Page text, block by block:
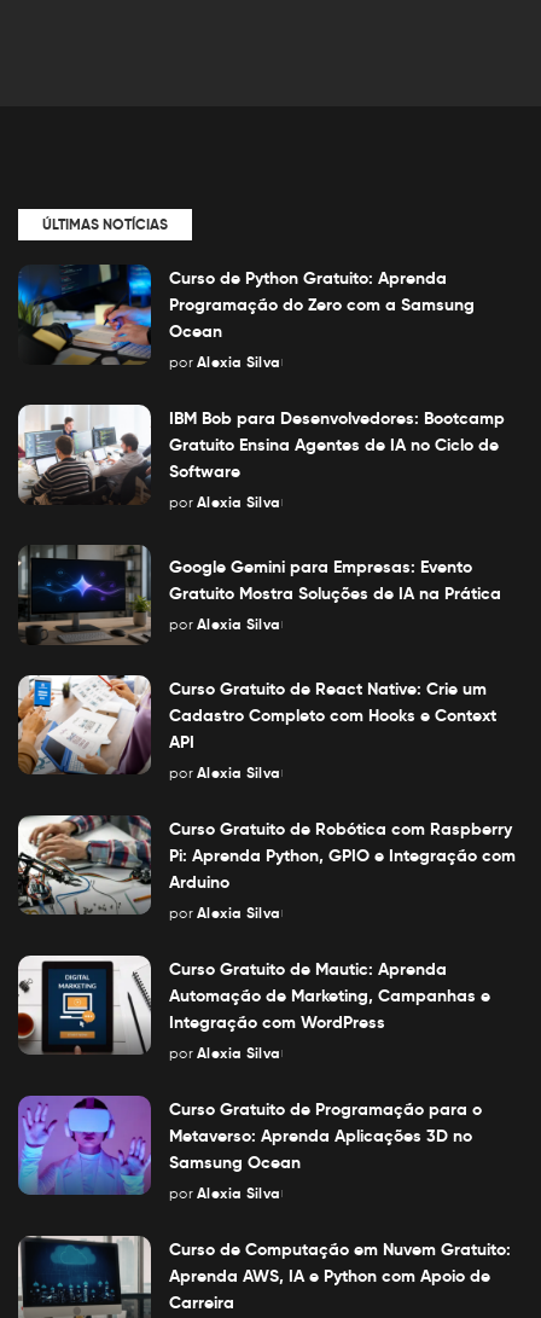
ÚLTIMAS NOTÍCIAS
Curso de Python Gratuito: Aprenda
Programação do Zero com a Samsung
Ocean
Posted
por Alexia Silva
IBM Bob para Desenvolvedores: Bootcamp
Gratuito Ensina Agentes de IA no Ciclo de
Software
Posted
por Alexia Silva
Google Gemini para Empresas: Evento
Gratuito Mostra Soluções de IA na Prática
Posted
por Alexia Silva
Curso Gratuito de React Native: Crie um
Cadastro Completo com Hooks e Context
API
Posted
por Alexia Silva
Curso Gratuito de Robótica com Raspberry
Pi: Aprenda Python, GPIO e Integração com
Arduino
Posted
por Alexia Silva
Curso Gratuito de Mautic: Aprenda
Automação de Marketing, Campanhas e
Integração com WordPress
Posted
por Alexia Silva
Curso Gratuito de Programação para o
Metaverso: Aprenda Aplicações 3D no
Samsung Ocean
Posted
por Alexia Silva
Curso de Computação em Nuvem Gratuito:
Aprenda AWS, IA e Python com Apoio de
Carreira